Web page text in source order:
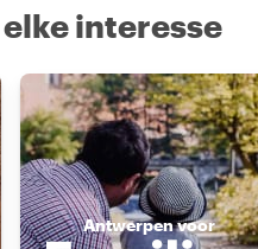
interesse
Antwerpen voor